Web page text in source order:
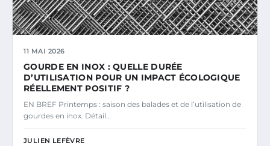
11 MAI 2026
GOURDE EN INOX : QUELLE DURÉE
D’UTILISATION POUR UN IMPACT ÉCOLOGIQUE
RÉELLEMENT POSITIF ?
EN BREF Printemps : saison des balades et de l’utilisation de
gourdes en inox. Détail…
JULIEN LEFÈVRE